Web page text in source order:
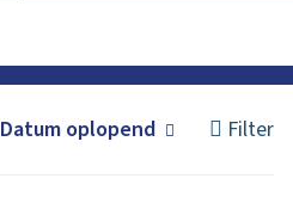
Datum oplopend Filter